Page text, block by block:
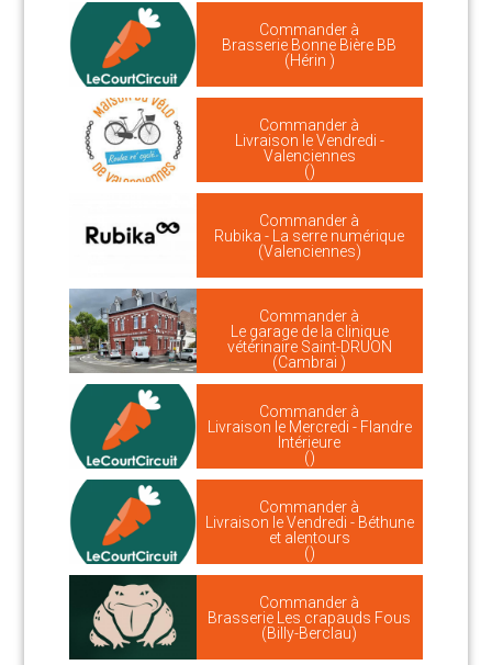
Commander à
Brasserie Bonne Bière BB
(Hérin )
Commander à
Livraison le Vendredi -
Valenciennes
()
Commander à
Rubika - La serre numérique
(Valenciennes)
Commander à
Le garage de la clinique
vétérinaire Saint-DRUON
(Cambrai )
Commander à
Livraison le Mercredi - Flandre
Intérieure
()
Commander à
Livraison le Vendredi - Béthune
et alentours
()
Commander à
Brasserie Les crapauds Fous
(Billy-Berclau)